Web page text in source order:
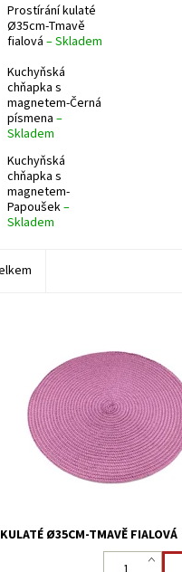
Prostírání kulaté
Ø35cm-Tmavě
fialová –Skladem
Kuchyňská
chňapka s
magnetem-Černá
písmena –
Skladem
Kuchyňská
chňapka s
magnetem-
Papoušek–
Skladem
Ø35cm pro ochranu a ozdobu
Skladem >5 ks
2727/TMA3
Ø35CM-TMAVĚ FIALOVÁ